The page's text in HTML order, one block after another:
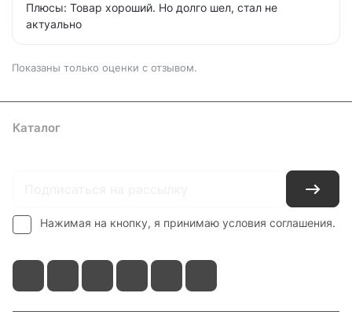
Плюсы: Товар хороший. Но долго шел, стал не
актуально
Показаны только оценки с отзывом.
Каталог
Нажимая на кнопку, я принимаю условия соглашения.